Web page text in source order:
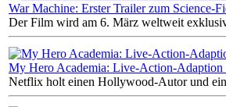
War Machine: Erster Trailer zum
Der Film wird am 6. März weltweit
My Hero Academia: Live-Action-Adaption
Netflix holt einen Hollywood-Autor und